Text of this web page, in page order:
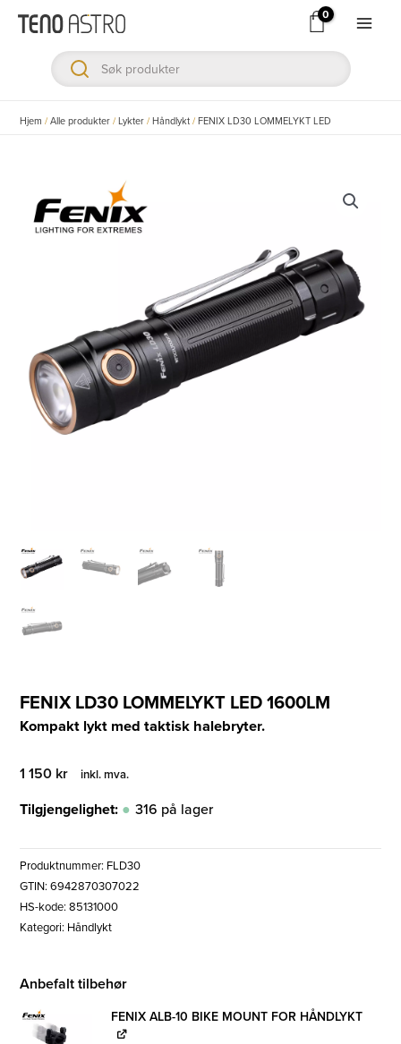
Hopp
innholdet
Hjem /Alle produkter /Lykter /Håndlykt /FENIX LD30 LOMMELYKT LED
FENIX LD30 LOMMELYKT LED 1600LM
Kompakt lykt med taktisk halebryter.
1 150 kr inkl. mva.
Tilgjengelighet: 316 på lager
Produktnummer: FLD30
GTIN: 6942870307022
HS-kode: 85131000
Kategori: Håndlykt
Anbefalt tilbehør
FENIX ALB-10 BIKE MOUNT FOR HÅNDLYKT